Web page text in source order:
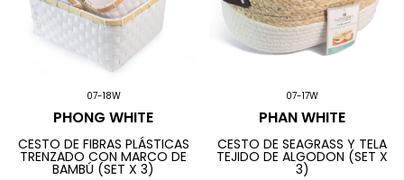
07-18W
PHONG WHITE
CESTO DE FIBRAS PLÁSTICAS
TRENZADO CON MARCO DE
BAMBÚ (SET X 3)
07-17W
PHAN WHITE
CESTO DE SEAGRASS Y TELA
TEJIDO DE ALGODON (SET X
3)